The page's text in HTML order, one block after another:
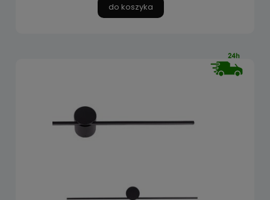
do koszyka